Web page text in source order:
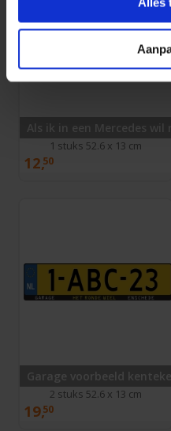
Als ik in een Mercedes
1 stuks 52.6 x 13 cm
12,50
Garage voorbeeld
2 stuks 52.6 x 13 cm
19,50